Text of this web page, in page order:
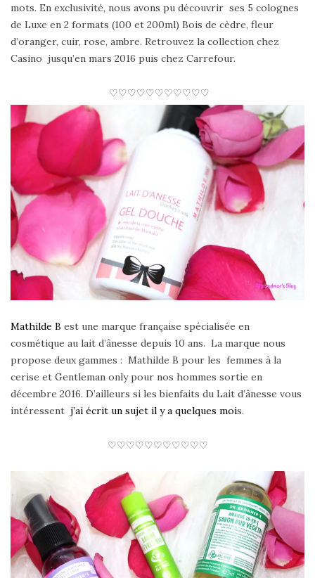
mots. En exclusivité, nous avons pu découvrir ses 5 colognes
de Luxe en 2 formats (100 et 200ml) Bois de cèdre, fleur
d’oranger, cuir, rose, ambre. Retrouvez la collection chez
Casino jusqu’en mars 2016 puis chez Carrefour.
♡♡♡♡♡♡♡♡♡♡♡
Mathilde B est une marque française spécialisée en
cosmétique au lait d’ânesse depuis 10 ans. La marque nous
propose deux gammes : Mathilde B pour les femmes à la
cerise et Gentleman only pour nos hommes sortie en
décembre 2016. D’ailleurs si les bienfaits du Lait d’ânesse vous
intéressent j’ai écrit un sujet il y a quelques mois.
♡♡♡♡♡♡♡♡♡♡♡